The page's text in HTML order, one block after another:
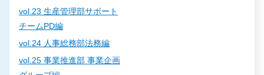
vol.23 生産管理部サポート
チームPD編
vol.24 人事総務部法務編
vol.25 事業推進部 事業企画